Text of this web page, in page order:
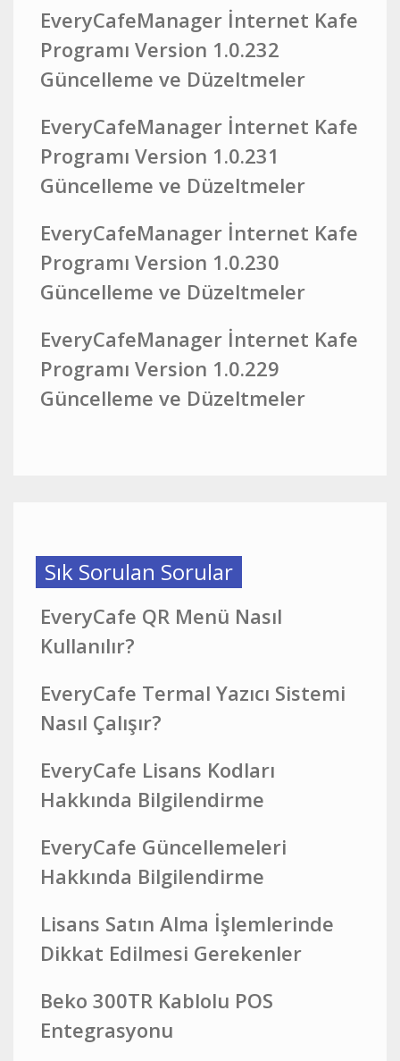
EveryCafeManager İnternet Kafe
Programı Version 1.0.232
Güncelleme ve Düzeltmeler
EveryCafeManager İnternet Kafe
Programı Version 1.0.231
Güncelleme ve Düzeltmeler
EveryCafeManager İnternet Kafe
Programı Version 1.0.230
Güncelleme ve Düzeltmeler
EveryCafeManager İnternet Kafe
Programı Version 1.0.229
Güncelleme ve Düzeltmeler
Sık Sorulan Sorular
EveryCafe QR Menü Nasıl
Kullanılır?
EveryCafe Termal Yazıcı Sistemi
Nasıl Çalışır?
EveryCafe Lisans Kodları
Hakkında Bilgilendirme
EveryCafe Güncellemeleri
Hakkında Bilgilendirme
Lisans Satın Alma İşlemlerinde
Dikkat Edilmesi Gerekenler
Beko 300TR Kablolu POS
Entegrasyonu